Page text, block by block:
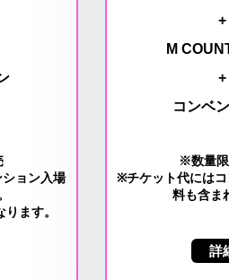
ョン入場
ます。
+
M
+
コンベ
※数量
※チケット代には
料も含ま
詳